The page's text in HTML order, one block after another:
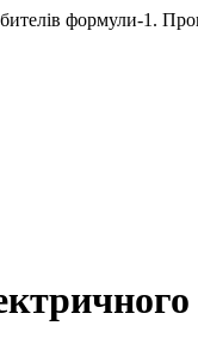
формули-1.